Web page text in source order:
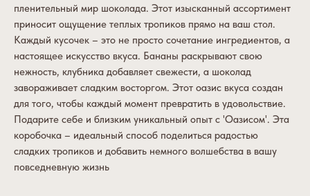
пленительный мир шоколада. Этот изысканный ассортимент
приносит ощущение теплых тропиков прямо на ваш стол.
Каждый кусочек – это не просто сочетание ингредиентов, а
настоящее искусство вкуса. Бананы раскрывают свою
нежность, клубника добавляет свежести, а шоколад
завораживает сладким восторгом. Этот оазис вкуса создан
для того, чтобы каждый момент превратить в удовольствие.
Подарите себе и близким уникальный опыт с 'Оазисом'. Эта
коробочка – идеальный способ поделиться радостью
сладких тропиков и добавить немного волшебства в вашу
повседневную жизнь